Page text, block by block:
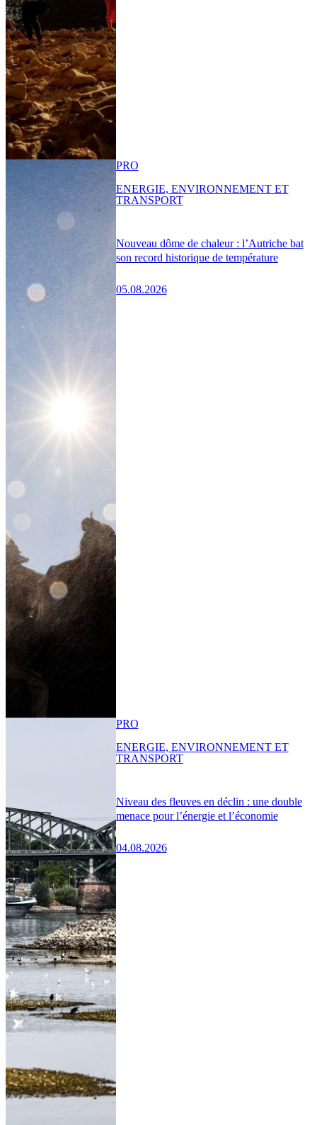
Nouveau dôme de chaleur : l’Autriche bat
son record historique de température
05.08.2026
PRO
ENERGIE, ENVIRONNEMENT ET
TRANSPORT
Niveau des fleuves en déclin : une double
menace pour l’énergie et l’économie
04.08.2026
PRO
ENERGIE, ENVIRONNEMENT ET
TRANSPORT